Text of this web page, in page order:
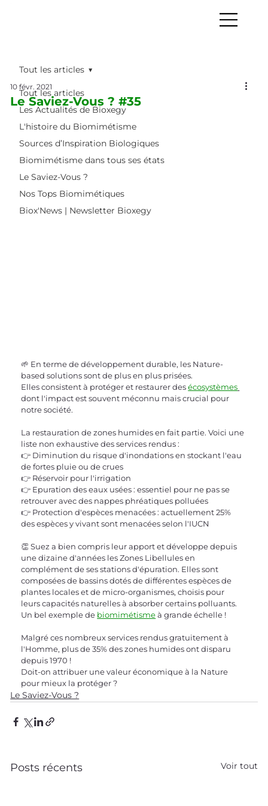
Tout les articles
Les Actualités de Bioxegy
L'histoire du Biomimétisme
Sources d’Inspiration Biologiques
Biomimétisme dans tous ses états
Le Saviez-Vous ?
Nos Tops Biomimétiques
Biox'News | Newsletter Bioxegy
Tout les articles
Le Saviez-Vous ? #35
10 févr. 2021
🌱 En terme de développement durable, les Nature-
based solutions sont de plus en plus prisées.
Elles consistent à protéger et restaurer des écosystèmes
dont l'impact est souvent méconnu mais crucial pour
notre société.
La restauration de zones humides en fait partie. Voici une
liste non exhaustive des services rendus :
👉 Diminution du risque d'inondations en stockant l'eau
de fortes pluie ou de crues
👉 Réservoir pour l'irrigation
👉 Epuration des eaux usées : essentiel pour ne pas se
retrouver avec des nappes phréatiques polluées
👉 Protection d'espèces menacées : actuellement 25%
des espèces y vivant sont menacées selon l'IUCN
👏 Suez a bien compris leur apport et développe depuis
une dizaine d'années les Zones Libellules en
complément de ses stations d'épuration. Elles sont
composées de bassins dotés de différentes espèces de
plantes locales et de micro-organismes, choisis pour
leurs capacités naturelles à absorber certains polluants.
Un bel exemple de biomimétisme à grande échelle !
Malgré ces nombreux services rendus gratuitement à
l'Homme, plus de 35% des zones humides ont disparu
depuis 1970 !
Doit-on attribuer une valeur économique à la Nature
pour mieux la protéger ?
Le Saviez-Vous ?
Posts récents Voir tout